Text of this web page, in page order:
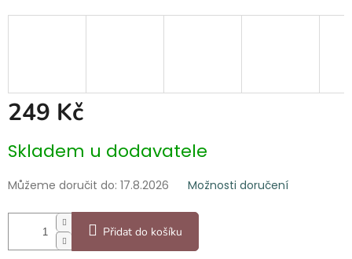
249 Kč
cena:
Skladem u dodavatele
Můžeme doručit do: 17.8.2026 Možnosti doručení
Přidat do košíku